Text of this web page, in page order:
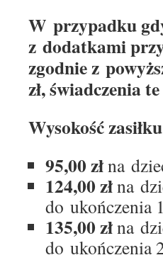
W przypadku
z dodatkami
zgodnie z
zł, świadczenia
Wysokość
95,00 złna
124,00 złna
do ukończenia
135,00 złna
do ukończenia